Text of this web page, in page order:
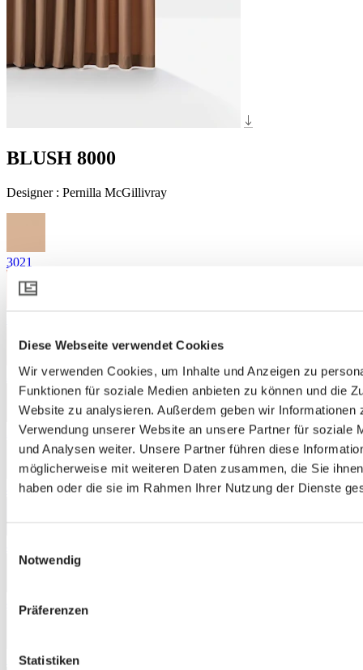
Diese Webseite verwendet Cookies
Wir verwenden Cookies, um Inhalte und Anzeigen zu
Funktionen für soziale Medien anbieten zu können und die
Website zu analysieren. Außerdem geben wir Informationen
Verwendung unserer Website an unsere Partner für soziale
und Analysen weiter. Unsere Partner führen diese
möglicherweise mit weiteren Daten zusammen, die Sie
haben oder die sie im Rahmen Ihrer Nutzung der Dienste
Notwendig
Präferenzen
Statistiken
BLUSH 8000
Designer : Pernilla McGillivray
3021
3241
3872
4442
4562
5431